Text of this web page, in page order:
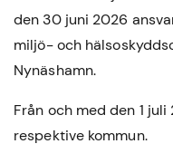
den 30 juni 2026
miljö- och
Nynäshamn.
Från och med den 1
respektive kommun.